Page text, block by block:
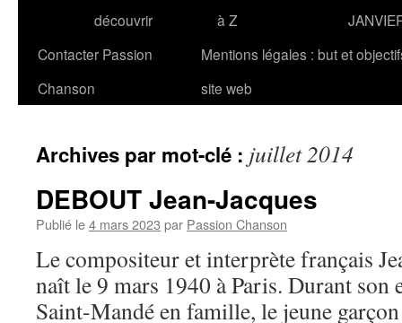
découvrir
à Z
Contacter Passion
Chanson
Mentions légales : but et
site web
Archives par mot-clé : juillet 2014
DEBOUT Jean-Jacques
Publié le4 mars 2023 par Passion Chanson
Le compositeur et interprète français
naît le 9 mars 1940 à Paris. Durant son
Saint-Mandé en famille, le jeune